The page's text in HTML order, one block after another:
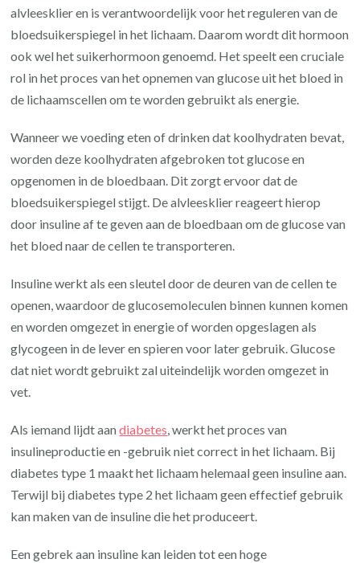
alvleesklier en is verantwoordelijk voor het reguleren van de
bloedsuikerspiegel in het lichaam. Daarom wordt dit hormoon
ook wel het suikerhormoon genoemd. Het speelt een cruciale
rol in het proces van het opnemen van glucose uit het bloed in
de lichaamscellen om te worden gebruikt als energie.
Wanneer we voeding eten of drinken dat koolhydraten bevat,
worden deze koolhydraten afgebroken tot glucose en
opgenomen in de bloedbaan. Dit zorgt ervoor dat de
bloedsuikerspiegel stijgt. De alvleesklier reageert hierop
door insuline af te geven aan de bloedbaan om de glucose van
het bloed naar de cellen te transporteren.
Insuline werkt als een sleutel door de deuren van de cellen te
openen, waardoor de glucosemoleculen binnen kunnen komen
en worden omgezet in energie of worden opgeslagen als
glycogeen in de lever en spieren voor later gebruik. Glucose
dat niet wordt gebruikt zal uiteindelijk worden omgezet in
vet.
Als iemand lijdt aandiabetes, werkt het proces van
insulineproductie en -gebruik niet correct in het lichaam. Bij
diabetes type 1 maakt het lichaam helemaal geen insuline aan.
Terwijl bij diabetes type 2 het lichaam geen effectief gebruik
kan maken van de insuline die het produceert.
Een gebrek aan insuline kan leiden tot een hoge